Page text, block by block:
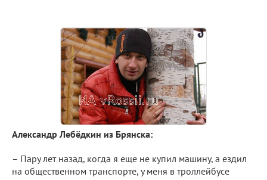
Александр Лебёдкин из Брянска:
– Пару лет назад, когда я еще не купил машину, а ездил
на общественном транспорте, у меня в троллейбусе